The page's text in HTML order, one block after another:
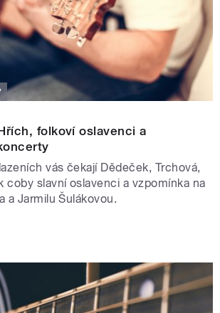
folkoví oslavenci a
vás čekají Dědeček, Trchová,
coby slavní oslavenci a vzpomínka na
a Jarmilu Šulákovou.